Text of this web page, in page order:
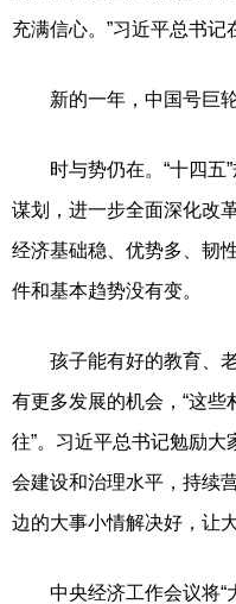
充满信心。”习近平总书记
新的一年，中国号巨轮
时与势仍在。“十四五”
谋划，进一步全面深化改
经济基础稳、优势多、韧
件和基本趋势没有变。
孩子能有好的教育、老
有更多发展的机会，“这
往”。习近平总书记勉励大
会建设和治理水平，持续
边的大事小情解决好，让
中央经济工作会议将“